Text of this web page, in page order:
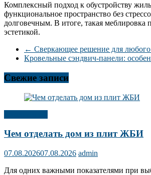
Комплексный подход к обустройству
функциональное пространство без
долговечным. В итоге, такая меблировка
эстетикой.
← Сверкающее решение для любого
Кровельные сэндвич-панели:
Свежие записи
Чем отделать дом из плит ЖБИ
07.08.202607.08.2026 admin
Для одних важными показателями при